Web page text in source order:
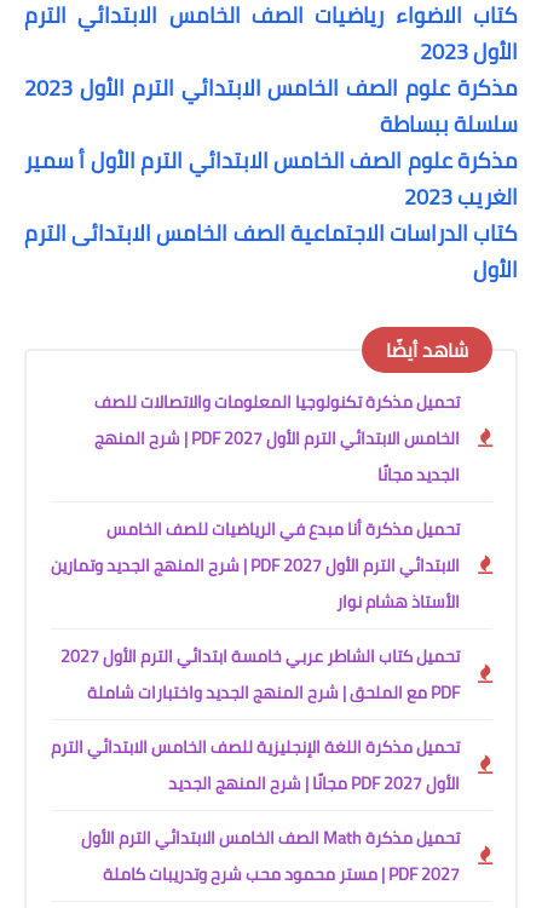
كتاب الاضواء رياضيات الصف الخامس الابتدائي الترم
الأول 2023
مذكرة علوم الصف الخامس الابتدائي الترم الأول 2023
سلسلة ببساطة
مذكرة علوم الصف الخامس الابتدائي الترم الأول أ سمير
الغريب 2023
كتاب الدراسات الاجتماعية الصف الخامس الابتدائى الترم
الأول
شاهد أيضًا
تحميل مذكرة تكنولوجيا المعلومات والاتصالات للصف
الخامس الابتدائي الترم الأول 2027 PDF | شرح المنهج
الجديد مجانًا
تحميل مذكرة أنا مبدع في الرياضيات للصف الخامس
الابتدائي الترم الأول 2027 PDF | شرح المنهج الجديد وتمارين
الأستاذ هشام نوار
تحميل كتاب الشاطر عربي خامسة ابتدائي الترم الأول 2027
PDF مع الملحق | شرح المنهج الجديد واختبارات شاملة
تحميل مذكرة اللغة الإنجليزية للصف الخامس الابتدائي الترم
الأول 2027 PDF مجانًا | شرح المنهج الجديد
تحميل مذكرة Math الصف الخامس الابتدائي الترم الأول
2027 PDF | مستر محمود محب شرح وتدريبات كاملة